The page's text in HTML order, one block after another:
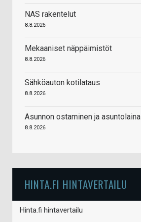
NAS rakentelut
8.8.2026
Mekaaniset näppäimistöt
8.8.2026
Sähköauton kotilataus
8.8.2026
Asunnon ostaminen ja asuntolaina
8.8.2026
HINTA.FI HINTAVERTAILU
Hinta.fi hintavertailu